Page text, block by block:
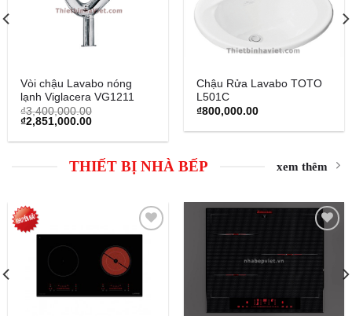
Vòi chậu Lavabo nóng
lạnh Viglacera VG1211
₫3,400,000.00
Original
was:
₫2,851,000.00Current
is:
Chậu Rửa Lavabo TOTO
L501C
₫800,000.00
THIẾT BỊ NHÀ BẾP xem thêm
Wishlist
Wishlist